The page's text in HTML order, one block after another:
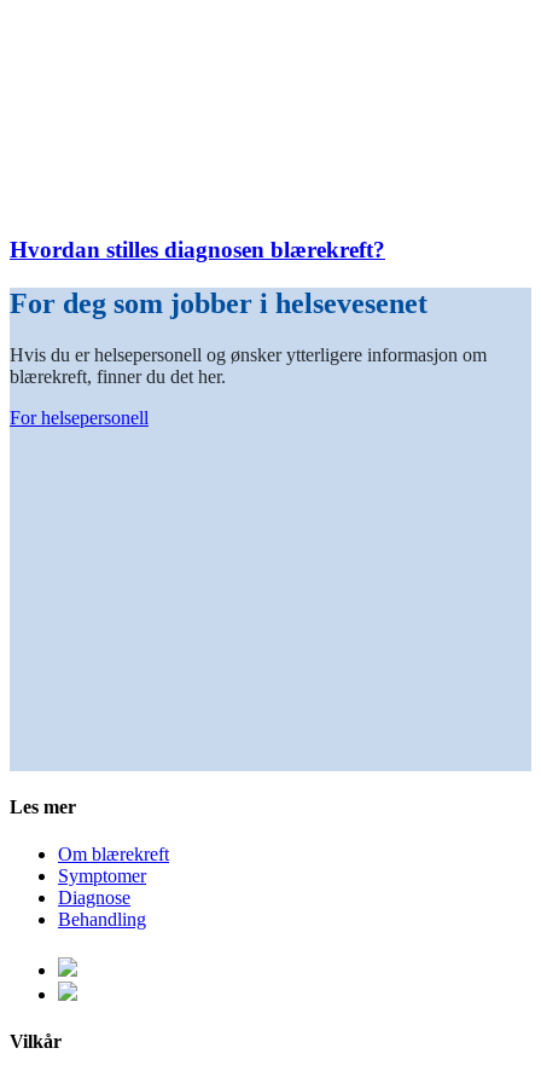
Hvordan stilles diagnosen blærekreft?
For deg som jobber i helsevesenet
Hvis du er helsepersonell og ønsker ytterligere informasjon om
blærekreft, finner du det her.
For helsepersonell
Les mer
Om blærekreft
Symptomer
Diagnose
Behandling
Vilkår